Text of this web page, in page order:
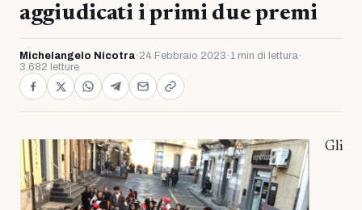
aggiudicati i primi due premi
Michelangelo Nicotra· 24 Febbraio 2023 ·1 min di lettura·
3.682 letture
Gli